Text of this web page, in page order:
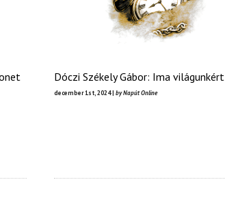
Dóczi Székely Gábor: Ima világunkért
december 1st, 2024 | by Napút Online